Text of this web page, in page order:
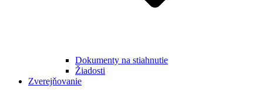
Dokumenty na stiahnutie
Žiadosti
Zverejňovanie